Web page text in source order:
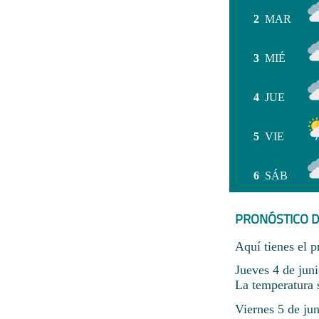
2 MAR
3 MIÉ
4 JUE
5 VIE
6 SÁB
PRONÓSTICO
Aquí tienes el
Jueves 4 de
La temperatura
Viernes 5 de